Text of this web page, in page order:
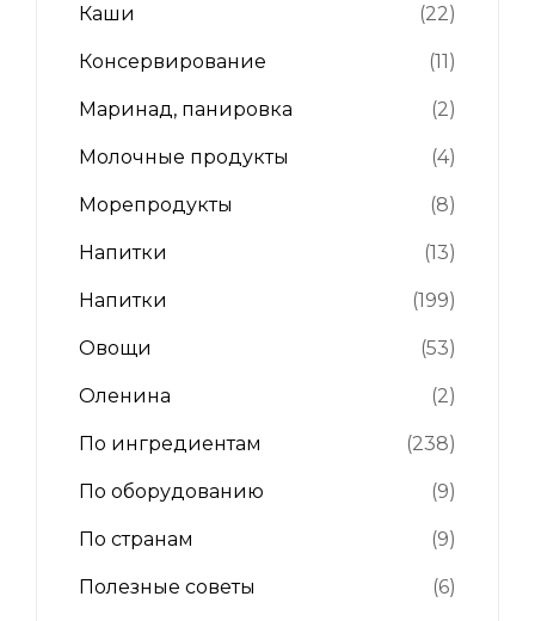
Каши (22)
Консервирование (11)
Маринад, панировка (2)
Молочные продукты (4)
Морепродукты (8)
Напитки (13)
Напитки (199)
Овощи (53)
Оленина (2)
По ингредиентам (238)
По оборудованию (9)
По странам (9)
Полезные советы (6)